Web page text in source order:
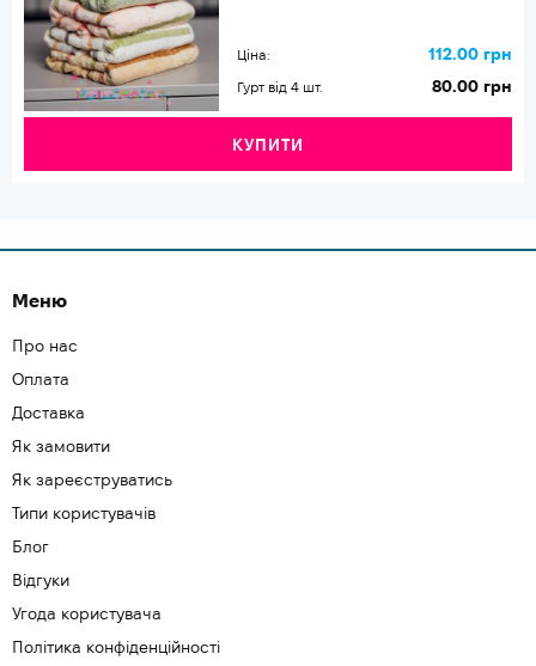
Ціна: 112.00 грн
Гурт від 4 шт. 80.00 грн
КУПИТИ
Меню
Про нас
Оплата
Доставка
Як замовити
Як зареєструватись
Типи користувачів
Блог
Відгуки
Угода користувача
Політика конфіденційності